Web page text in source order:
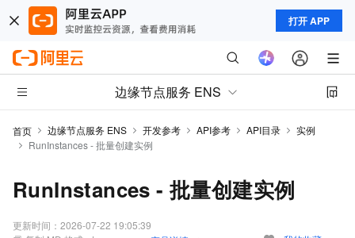
打开 APP
边缘节点服务 ENS
首页 边缘节点服务 ENS 开发参考 API参考 API目录
实例
RunInstances - 批量创建实例
RunInstances - 批量创建实例
更新时间： 2026-07-22 19:05:39